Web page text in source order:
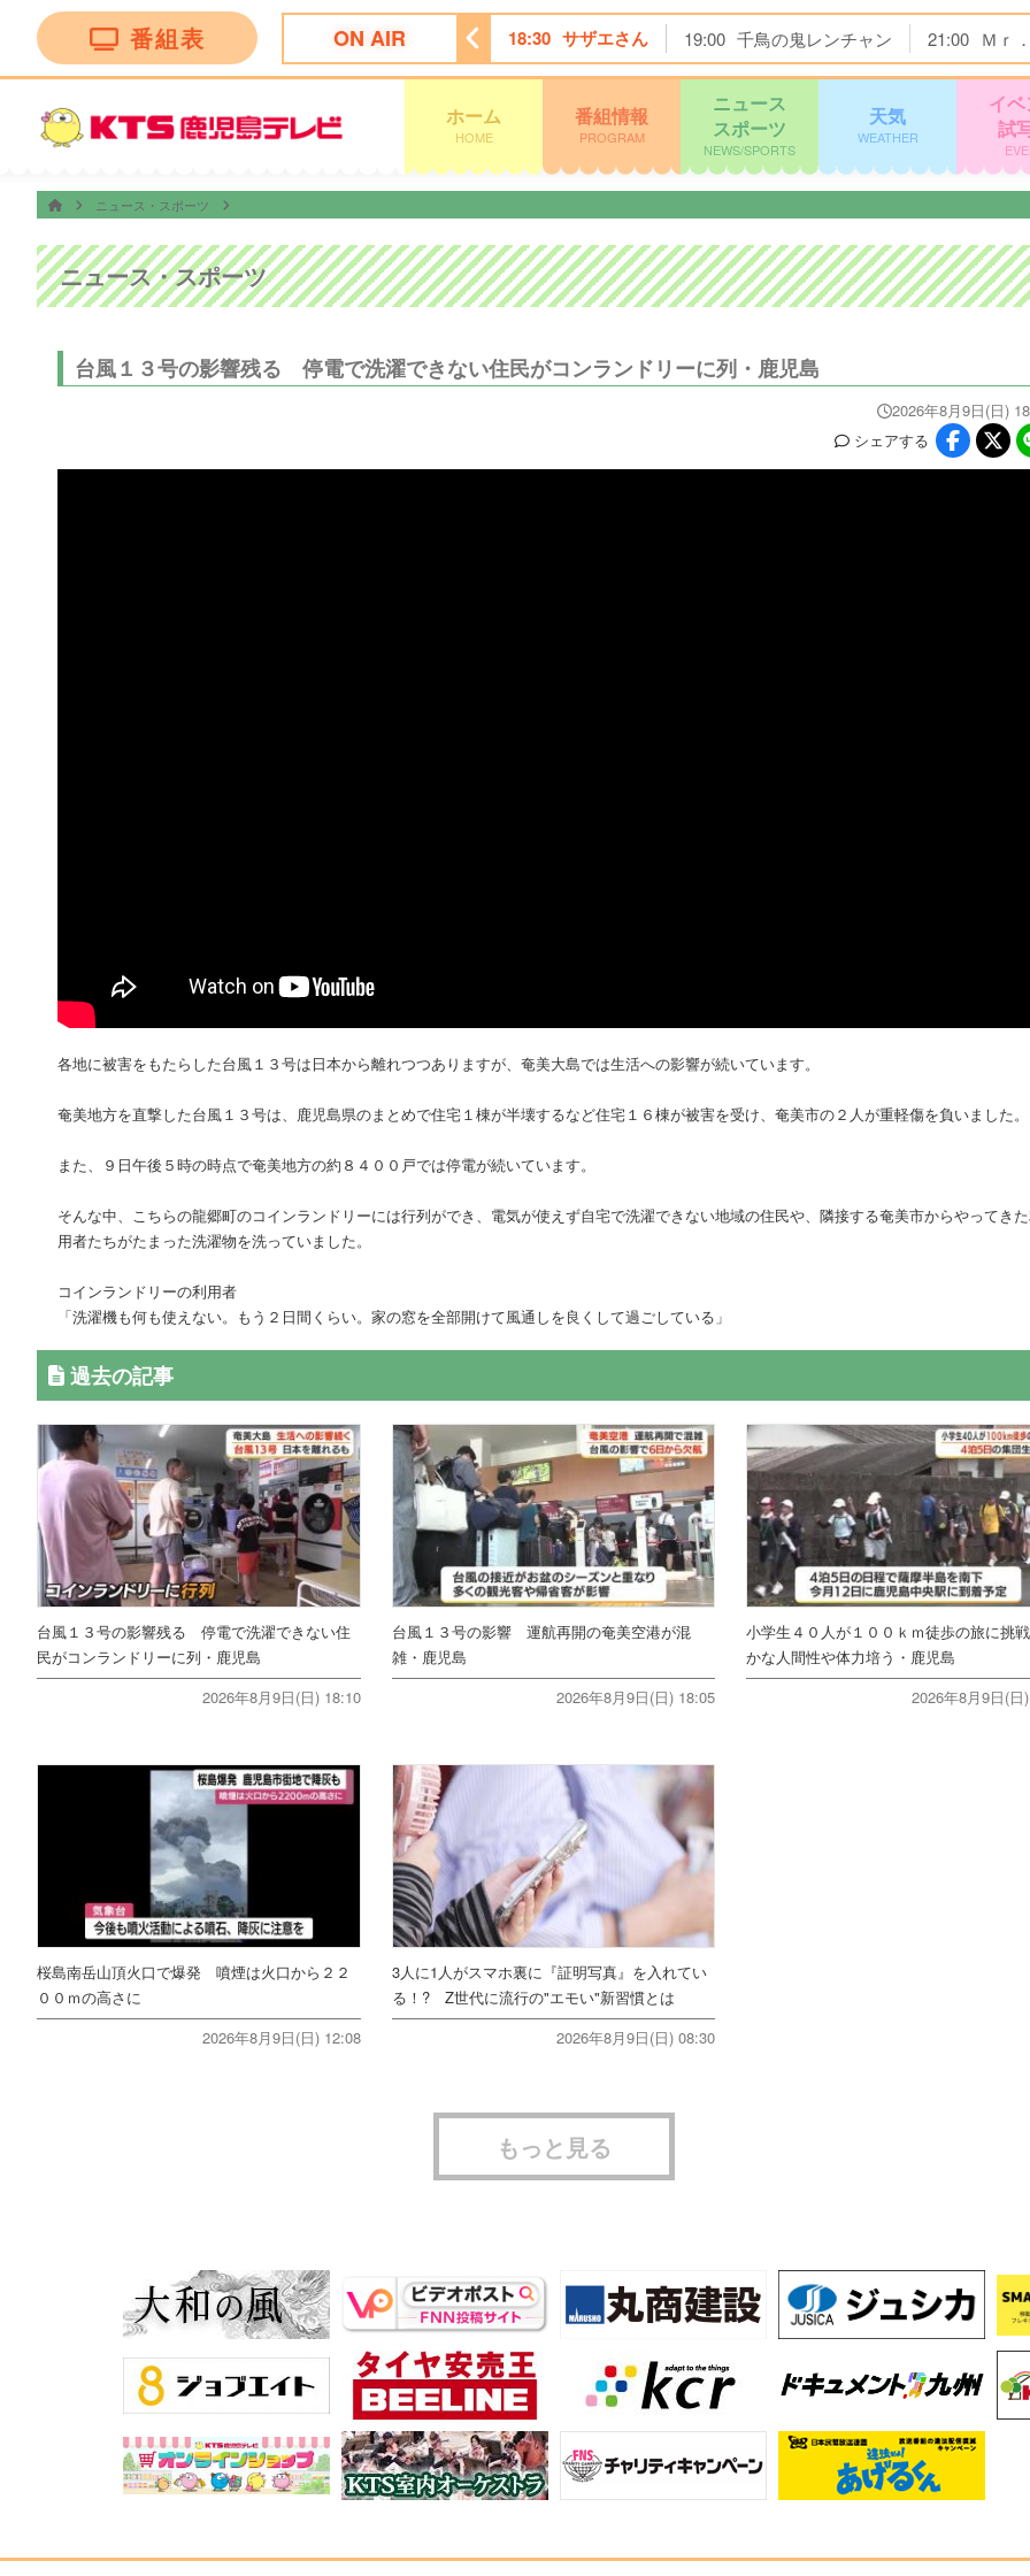
番組表 ON AIR
ット！ 17:57 天気予報 ちびまる子ちゃん 18:30 サザエさん 19:00 千鳥の鬼レンチャン 21:00 Ｍｒ
ホーム
HOME
番組情報
PROGRAM
ニュース
スポーツ
NEWS/SPORTS
天気
WEATHER
イ
試
ニュース・スポーツ
ニュース・スポーツ
台風１３号の影響残る 停電で洗濯できない住民がコンランドリーに列・鹿児島
2026年8月9日(日)
シェアする
各地に被害をもたらした台風１３号は日本から離れつつありますが、奄美大島では生活への影響が続いています。
奄美地方を直撃した台風１３号は、鹿児島県のまとめで住宅１棟が半壊するなど住宅１６棟が被害を受け、奄美市の２人が重軽傷を負いました。
また、９日午後５時の時点で奄美地方の約８４００戸では停電が続いています。
そんな中、こちらの龍郷町のコインランドリーには行列ができ、電気が使えず自宅で洗濯できない地域の住民や、隣接する奄美市からやってき
用者たちがたまった洗濯物を洗っていました。
コインランドリーの利用者
「洗濯機も何も使えない。もう２日間くらい。家の窓を全部開けて風通しを良くして過ごしている」
過去の記事
台風１３号の影響残る 停電で洗濯できない住
民がコンランドリーに列・鹿児島
2026年8月9日(日) 18:10
台風１３号の影響 運航再開の奄美空港が混
雑・鹿児島
2026年8月9日(日) 18:05
小学生４０人が１００ｋｍ徒歩の旅に挑
かな人間性や体力培う・鹿児島
2026年8月9日(日
桜島南岳山頂火口で爆発 噴煙は火口から２２
００ｍの高さに
2026年8月9日(日) 12:08
3人に1人がスマホ裏に『証明写真』を入れてい
る！? Z世代に流行の"エモい"新習慣とは
2026年8月9日(日) 08:30
もっと見る